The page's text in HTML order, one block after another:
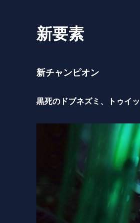
新要素
新チャンピオン
黒死のドブネズミ、トゥイ